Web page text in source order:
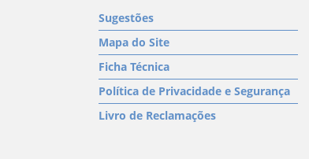
Sugestões
Mapa do Site
Ficha Técnica
Política de Privacidade e Segurança
Livro de Reclamações